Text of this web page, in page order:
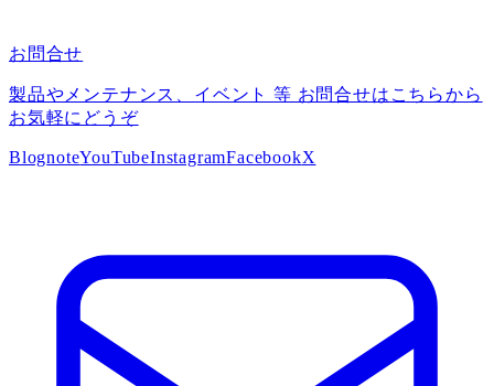
お問合せ
製品やメンテナンス、イベント 等 お問合せはこちらから
お気軽にどうぞ
BlognoteYouTubeInstagramFacebookX